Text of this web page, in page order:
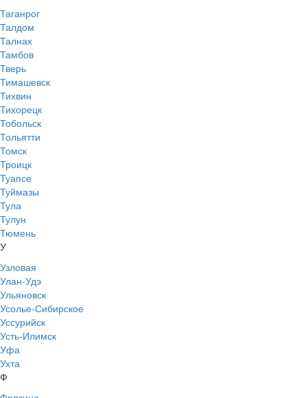
Таганрог
Талдом
Талнах
Тамбов
Тверь
Тимашевск
Тихвин
Тихорецк
Тобольск
Тольятти
Томск
Троицк
Туапсе
Туймазы
Тула
Тулун
Тюмень
У
Узловая
Улан-Удэ
Ульяновск
Усолье-Сибирское
Уссурийск
Усть-Илимск
Уфа
Ухта
Ф